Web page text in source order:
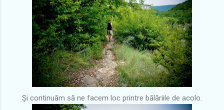
Și continuăm să ne facem loc printre bălăriile de acolo.